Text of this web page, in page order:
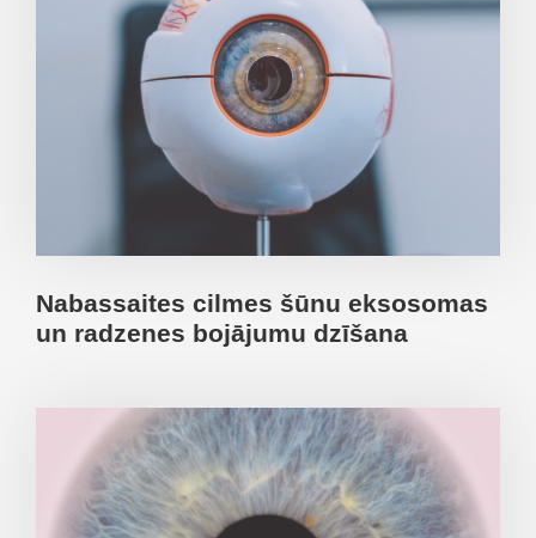
Nabassaites cilmes šūnu eksosomas
un radzenes bojājumu dzīšana